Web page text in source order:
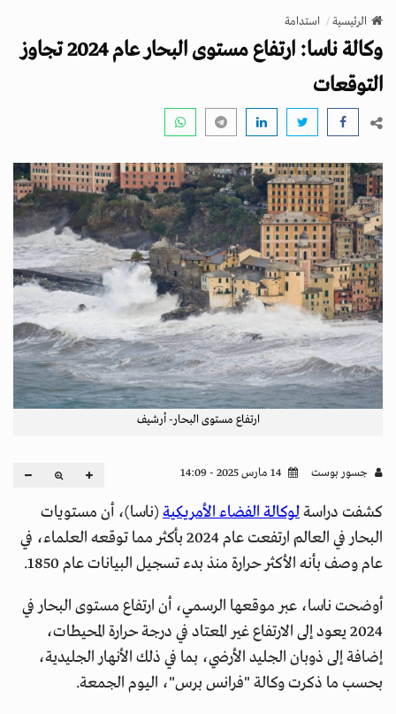
v
i
g
a
t
n
الرئيسية استدامة
وكالة ناسا: ارتفاع مستوى البحار عام 2024 تجاوز
التوقعات
ارتفاع مستوى البحار- أرشيف
جسور بوست
كشفت دراسةلوكالة الفضاء الأمريكية (ناسا)، أن مستويات
البحار في العالم ارتفعت عام 2024 بأكثر مما توقعه العلماء، في
عام وصف بأنه الأكثر حرارة منذ بدء تسجيل البيانات عام 1850.
أوضحت ناسا، عبر موقعها الرسمي، أن ارتفاع مستوى البحار في
2024 يعود إلى الارتفاع غير المعتاد في درجة حرارة المحيطات،
إضافة إلى ذوبان الجليد الأرضي، بما في ذلك الأنهار الجليدية،
بحسب ما ذكرت وكالة "فرانس برس"، اليوم الجمعة.